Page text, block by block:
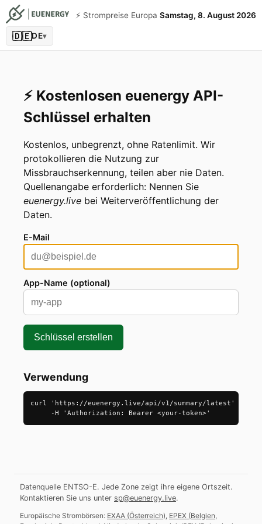
⚡️ Strompreise Europa Samstag, 8. August 2026
🇩🇪DE▾
⚡️ Kostenlosen euenergy API-
Schlüssel erhalten
Kostenlos, unbegrenzt, ohne Ratenlimit. Wir
protokollieren die Nutzung zur
Missbrauchserkennung, teilen aber nie Daten.
Quellenangabe erforderlich: Nennen Sie
euenergy.live bei Weiterveröffentlichung der
Daten.
E-Mail
App-Name (optional)
Schlüssel erstellen
Verwendung
curl 'https://euenergy.live/api/v1/summary/latest' \
     -H 'Authorization: Bearer <your-token>'
Datenquelle ENTSO-E. Jede Zone zeigt ihre eigene Ortszeit.
Kontaktieren Sie uns unter sp@euenergy.live.
Europäische Strombörsen: EXAA (Österreich), EPEX (Belgien,